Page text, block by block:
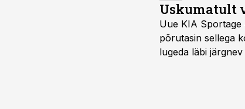
Uskumatult
Uue KIA Sportage
põrutasin sellega
lugeda läbi järgnev